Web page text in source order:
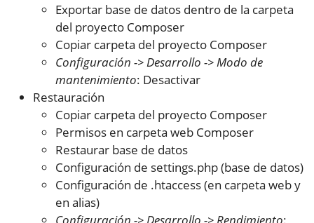
Exportar base de datos dentro de la carpeta
del proyecto Composer
Copiar carpeta del proyecto Composer
Configuración -> Desarrollo -> Modo de
mantenimiento: Desactivar
Restauración
Copiar carpeta del proyecto Composer
Permisos en carpeta web Composer
Restaurar base de datos
Configuración de settings.php (base de datos)
Configuración de .htaccess (en carpeta web y
en alias)
Configuración -> Desarrollo -> Rendimiento: